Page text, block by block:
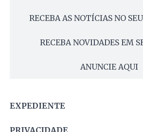
RECEBA AS NOTÍCIAS NO
RECEBA NOVIDADES EM
ANUNCIE AQUI
EXPEDIENTE
PRIVACIDADE